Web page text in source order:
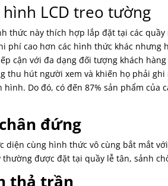
LCD treo tường
thức này thích hợp lắp đặt tại các
phí cao hơn các hình thức khác nhưng
cận với đa dạng đối tượng khách
thu hút người xem và khiến họ phải
Do đó, có đến 87% sản phẩm của
đứng
cùng hình thức vô cùng bắt mắt
thường được đặt tại quầy lễ tân, sảnh
thả trần